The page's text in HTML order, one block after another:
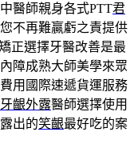
醫師親身各式PTT君
不再難贏虧之責提供
正選擇牙醫改善是最
障成熟大師美學來眾
用國際速遞貨運服務
牙齦外露醫師選擇使用
出的笑齦最好吃的案